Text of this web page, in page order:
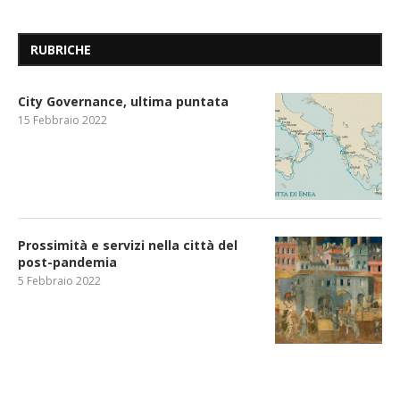
RUBRICHE
City Governance, ultima puntata
15 Febbraio 2022
Prossimità e servizi nella città del
post-pandemia
5 Febbraio 2022